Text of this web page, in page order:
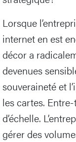
Lorsque
internet en est
décor a
devenues
souveraineté et
les cartes.
d’échelle.
gérer des